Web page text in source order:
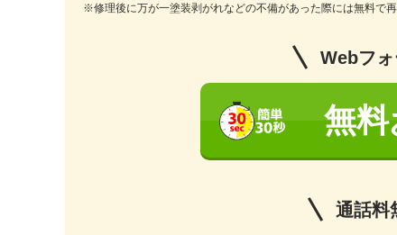
※修理後に万が一塗装剥がれなどの不備があった際には無料で
Webフォ
無
通話料